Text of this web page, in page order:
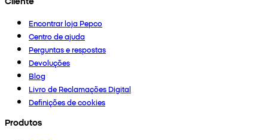
Encontrar loja Pepco
Centro de ajuda
Perguntas e respostas
Devoluções
Blog
Livro de Reclamações Digital
Definições de cookies
Produtos